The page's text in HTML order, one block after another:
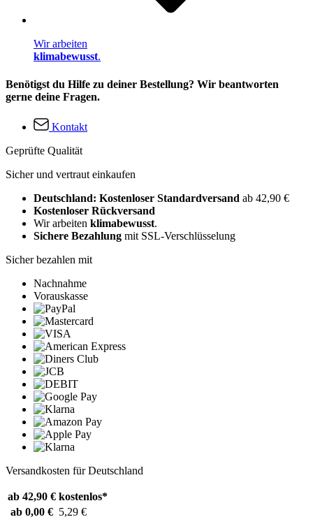
Wir arbeiten
klimabewusst.
Benötigst du Hilfe zu deiner Bestellung? Wir beantworten
gerne deine Fragen.
Kontakt
Geprüfte Qualität
Sicher und vertraut einkaufen
Deutschland: Kostenloser Standardversand ab 42,90 €
Kostenloser Rückversand
Wir arbeiten klimabewusst.
Sichere Bezahlung mit SSL-Verschlüsselung
Sicher bezahlen mit
Nachnahme
Vorauskasse
Versandkosten für Deutschland
ab 42,90 € kostenlos*
ab 0,00 € 5,29 €